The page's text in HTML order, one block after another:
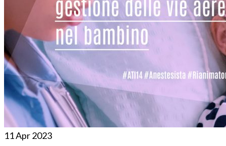
11Apr 2023